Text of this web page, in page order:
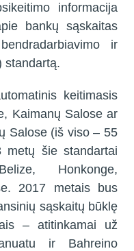
informacija
bankų sąskaitas
ir
standartą.
keitimasis
Kaimanų Salose ar
Salose (iš viso – 55
metų šie standartai
Honkonge,
2017 metais bus
sąskaitų būklę
– atitinkamai už
ir Bahreino